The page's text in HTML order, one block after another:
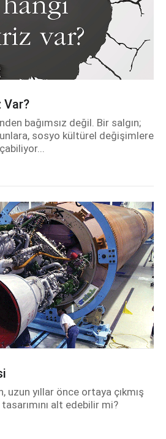
Var?
bağımsız değil. Bir salgın;
sosyo kültürel değişimlere
uzun yıllar önce ortaya çıkmış
alt edebilir mi?